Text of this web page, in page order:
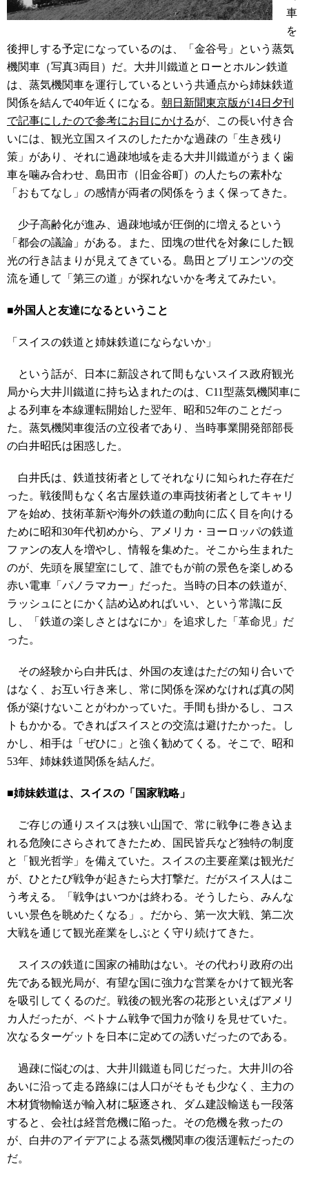
車
を
後押しする予定になっているのは、「金谷号」という蒸気
機関車（写真3両目）だ。大井川鐵道とローとホルン鉄道
は、蒸気機関車を運行しているという共通点から姉妹鉄道
関係を結んで40年近くになる。 朝日新聞東京版が14日夕刊
で記事にしたので参考にお目にかけるが、この長い付き合
いには、観光立国 スイスのしたたかな過疎の「生き残り
策」があり、それに過疎地域を走る大井川鐵道がうまく歯
車を噛み合わせ、島田市 （旧金谷町）の人たちの素朴な
「おもてなし」の感情が両者の関係をうまく保ってきた。
少子高齢化が進み、過疎地域が圧倒的に増えるという
「都会の議論」がある。また、団塊の世代を対象にした観
光の行き詰まりが見えてきている。島田とブリエンツの交
流を通して「第三の道」が探れないかを考えてみたい。
■外国人と友達になるということ
「スイスの鉄道と姉妹鉄道にならないか」
という話が、日本に新設されて間もないスイス政府観光
局から大井川鐵道に持ち込まれたのは、C11型蒸気機関車に
よる列車を本線運転開始した翌年、昭和52年のことだっ
た。蒸気機関車復活の立役者であり、当時事業開発部部長
の白井昭氏は困惑した。
白井氏は、鉄道技術者としてそれなりに知られた存在だ
った。戦後間もなく名古屋鉄道の車両技術者としてキャリ
アを始め、技術革新や海外の鉄道の動向に広く目を向ける
ために昭和30年代初めから、アメリカ・ヨーロッパの鉄道
ファンの友人を増やし、情報を集めた。そこから生まれた
のが、先頭を展望室にして、誰でもが前の景色を楽しめる
赤い電車「パノラマカー」だった。当時の日本の鉄道が、
ラッシュにとにかく詰め込めればいい、という常識に反
し、「鉄道の楽しさとはなにか」を追求した「革命児」だ
った。
その経験から白井氏は、外国の友達はただの知り合いで
はなく、お互い行き来し、常に関係を深めなければ真の関
係が築けないことがわかっていた。手間も掛かるし、コス
トもかかる。できればスイスとの交流は避けたかった。し
かし、相手は「ぜひに」と強く勧めてくる。そこで、昭和
53年、姉妹鉄道関係を結んだ。
■姉妹鉄道は、スイスの「国家戦略」
ご存じの通りスイスは狭い山国で、常に戦争に巻き込ま
れる危険にさらされてきたため、国民皆兵など独特の制度
と「観光哲学」を備えていた。スイスの主要産業は観光だ
が、ひとたび戦争が起きたら大打撃だ。だがスイス人はこ
う考える。「戦争はいつかは終わる。そうしたら、みんな
いい景色を眺めたくなる」。だから、第一次大戦、第二次
大戦を通じて観光産業をしぶとく守り続けてきた。
スイスの鉄道に国家の補助はない。その代わり政府の出
先である観光局が、有望な国に強力な営業をかけて観光客
を吸引してくるのだ。戦後の観光客の花形といえばアメリ
カ人だったが、ベトナム戦争で国力が陰りを見せていた。
次なるターゲットを日本に定めての誘いだったのである。
過疎に悩むのは、大井川鐵道も同じだった。大井川の谷
あいに沿って走る路線には人口がそもそも少なく、主力の
木材貨物輸送が輸入材に駆逐され、ダム建設輸送も一段落
すると、会社は経営危機に陥った。その危機を救ったの
が、白井のアイデアによる蒸気機関車の復活運転だったの
だ。